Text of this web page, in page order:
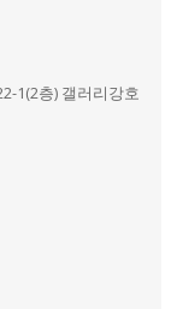
1(2층) 갤러리강호